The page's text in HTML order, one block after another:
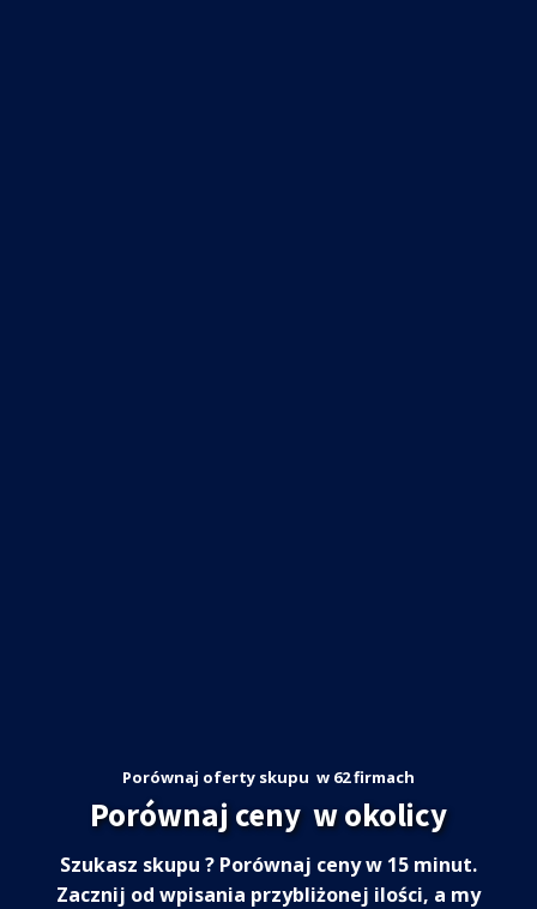
Porównaj oferty skupu w 62 firmach
Porównaj ceny w okolicy
Szukasz skupu ? Porównaj ceny w 15 minut.
Zacznij od wpisania przybliżonej ilości, a my